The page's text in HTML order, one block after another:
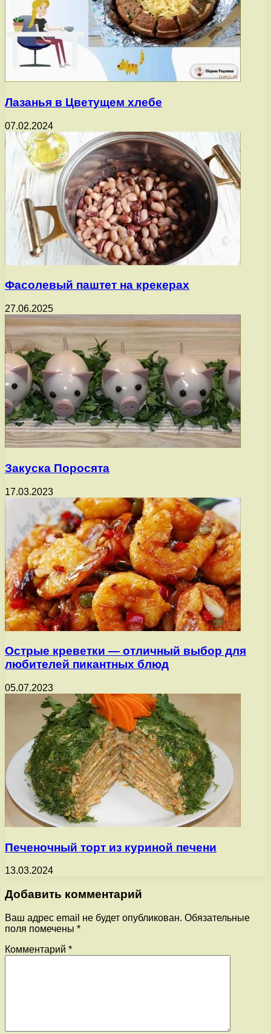
Лазанья в Цветущем хлебе
07.02.2024
Фасолевый паштет на крекерах
27.06.2025
Закуска Поросята
17.03.2023
Острые креветки — отличный выбор для
любителей пикантных блюд
05.07.2023
Печеночный торт из куриной печени
13.03.2024
Добавить комментарий
Ваш адрес email не будет опубликован. Обязательные
поля помечены *
Комментарий *